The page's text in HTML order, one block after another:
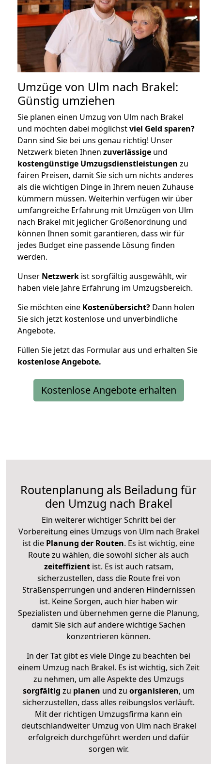
Umzüge von Ulm nach Brakel:
Günstig umziehen
Sie planen einen Umzug von Ulm nach Brakel
und möchten dabei möglichstviel Geld sparen?
Dann sind Sie bei uns genau richtig! Unser
Netzwerk bieten Ihnen zuverlässige und
kostengünstige Umzugsdienstleistungen zu
fairen Preisen, damit Sie sich um nichts anderes
als die wichtigen Dinge in Ihrem neuen Zuhause
kümmern müssen. Weiterhin verfügen wir über
umfangreiche Erfahrung mit Umzügen von Ulm
nach Brakel mit jeglicher Größenordnung und
können Ihnen somit garantieren, dass wir für
jedes Budget eine passende Lösung finden
werden.
Unser Netzwerk ist sorgfältig ausgewählt, wir
haben viele Jahre Erfahrung im Umzugsbereich.
Sie möchten eine Kostenübersicht? Dann holen
Sie sich jetzt kostenlose und unverbindliche
Angebote.
Füllen Sie jetzt das Formular aus und erhalten Sie
kostenloseAngebote.
Kostenlose Angebote erhalten
Routenplanung als Beiladung für
den Umzug nach Brakel
Ein weiterer wichtiger Schritt bei der
Vorbereitung eines Umzugs von Ulm nach Brakel
ist die Planung der Routen. Es ist wichtig, eine
Route zu wählen, die sowohl sicher als auch
zeiteffizientist. Es ist auch ratsam,
sicherzustellen, dass die Route frei von
Straßensperrungen und anderen Hindernissen
ist. Keine Sorgen, auch hier haben wir
Spezialisten und übernehmen gerne die Planung,
damit Sie sich auf andere wichtige Sachen
konzentrieren können.
In der Tat gibt es viele Dinge zu beachten bei
einem Umzug nach Brakel. Es ist wichtig, sich Zeit
zu nehmen, um alle Aspekte des Umzugs
sorgfältig zu planen und zu organisieren, um
sicherzustellen, dass alles reibungslos verläuft.
Mit der richtigen Umzugsfirma kann ein
deutschlandweiter Umzug von Ulm nach Brakel
erfolgreich durchgeführt werden und dafür
sorgen wir.